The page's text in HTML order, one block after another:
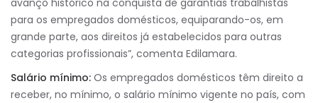
para os empregados domésticos, equiparando-os, em
grande parte, aos direitos já estabelecidos para outras
categorias profissionais”, comenta Edilamara.
Salário mínimo: Os empregados domésticos têm direito a
receber, no mínimo, o salário mínimo vigente no país, com